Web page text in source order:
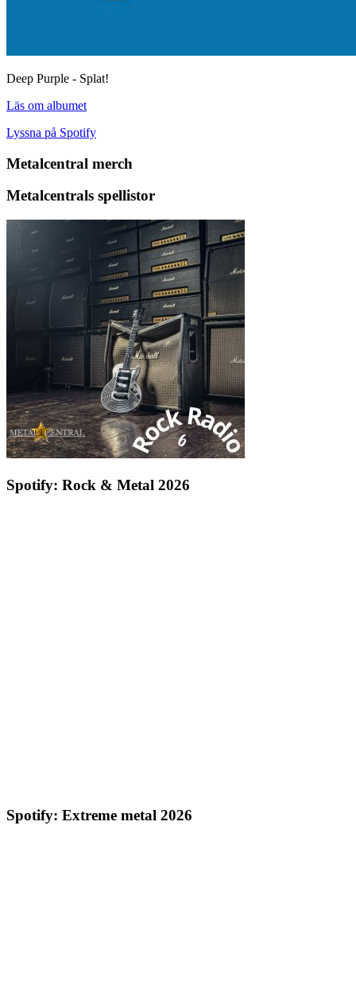
Deep Purple - Splat!
Läs om albumet
Lyssna på Spotify
Metalcentral merch
Metalcentrals spellistor
Spotify: Rock & Metal 2026
Spotify: Extreme metal 2026